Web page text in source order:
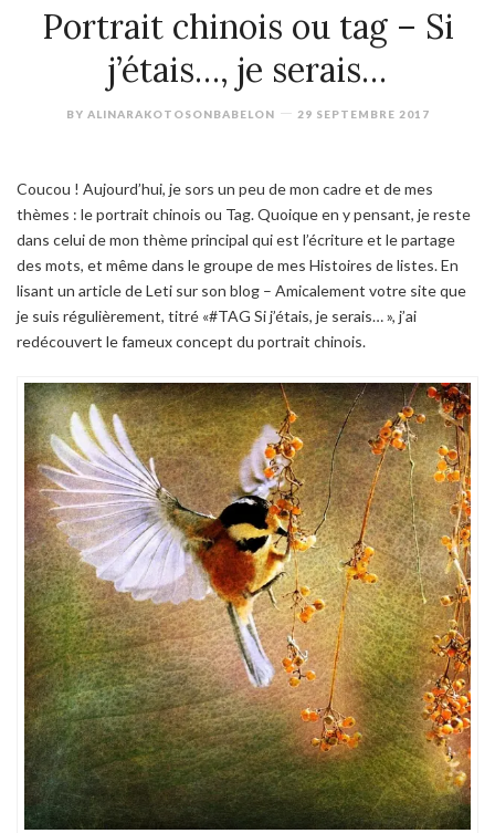
Portrait chinois ou tag – Si
j’étais…, je serais…
BY ALINARAKOTOSONBABELON 29 SEPTEMBRE 2017
Coucou ! Aujourd’hui, je sors un peu de mon cadre et de mes
thèmes : le portrait chinois ou Tag. Quoique en y pensant, je reste
dans celui de mon thème principal qui est l’écriture et le partage
des mots, et même dans le groupe de mes Histoires de listes. En
lisant un article de Leti sur son blog – Amicalement votre site que
je suis régulièrement, titré «#TAG Si j’étais, je serais… », j’ai
redécouvert le fameux concept du portrait chinois.